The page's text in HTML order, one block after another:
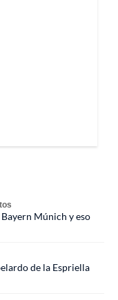
Múnich y eso
de la Espriella